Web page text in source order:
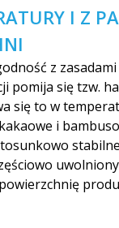
I Z
z
pomija się tzw.
się to w
i